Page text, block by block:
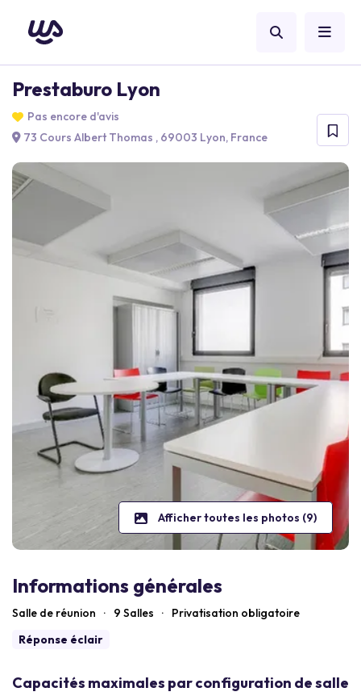
Prestaburo Lyon
Pas encore d'avis
73 Cours Albert Thomas , 69003 Lyon, France
Afficher toutes les photos (9)
Informations générales
Salle de réunion · 9 Salles ·
Privatisation obligatoire
Réponse éclair
Capacités maximales par configuration de salle